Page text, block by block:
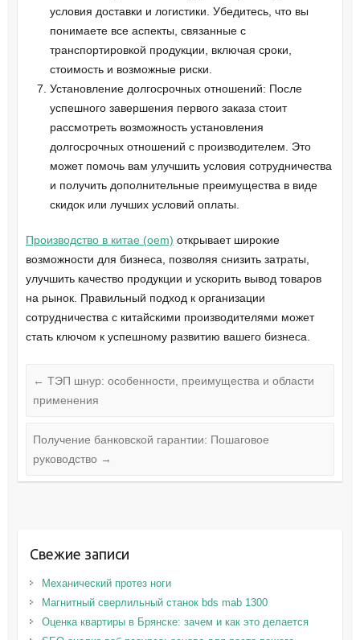
условия доставки и логистики. Убедитесь, что вы
понимаете все аспекты, связанные с
транспортировкой продукции, включая сроки,
стоимость и возможные риски.
Установление долгосрочных отношений: После
успешного завершения первого заказа стоит
рассмотреть возможность установления
долгосрочных отношений с производителем. Это
может помочь вам улучшить условия сотрудничества
и получить дополнительные преимущества в виде
скидок или лучших условий оплаты.
Производство в китае (oem) открывает широкие
возможности для бизнеса, позволяя снизить затраты,
улучшить качество продукции и ускорить вывод товаров
на рынок. Правильный подход к организации
сотрудничества с китайскими производителями может
стать ключом к успешному развитию вашего бизнеса.
← ТЭП шнур: особенности, преимущества и области
применения
Получение банковской гарантии: Пошаговое
руководство →
Свежие записи
Механический протез ноги
Магнитный сверлильный станок bds mab 1300
Оценка квартиры в Брянске: зачем и как это делается